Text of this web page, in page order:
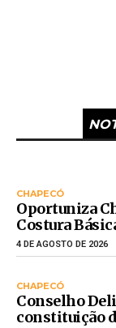
CHAPECÓ
Oportuniza
Costura
4 DE AGOSTO DE 2026
CHAPECÓ
Conselho
constituição